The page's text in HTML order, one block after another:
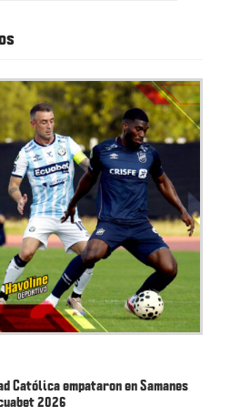
Católica empataron en Samanes
2026